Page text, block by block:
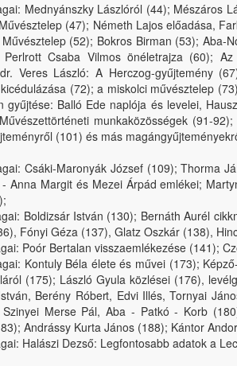
Mednyánszky Lászlóról (44); Mészáros
(47); Németh Lajos előadása,
(52); Bokros Birman (53); Aba-
Csaba Vilmos önéletrajza (60);
Veres László: A Herczog-gyűjtemény
(72); a miskolci művésztelep
gyűjtése: Balló Ede naplója és levelei,
munkaközösségek (91-
(101) és más
Csáki-Maronyák József (109); Thorma
Anna Margit és Mezei Árpád emlékei;
Boldizsár István (130); Bernáth Aurél
Fónyi Géza (137), Glatz Oszkár (138),
Poór Bertalan visszaemlékezése (141);
Kontuly Béla élete és művei (173);
(175); László Gyula közlései (176),
Berény Róbert, Edvi Illés, Tornyai
Szinyei Merse Pál, Aba - Patkó - Korb
Andrássy Kurta János (188); Kántor
Halászi Dezső: Legfontosabb adatok a